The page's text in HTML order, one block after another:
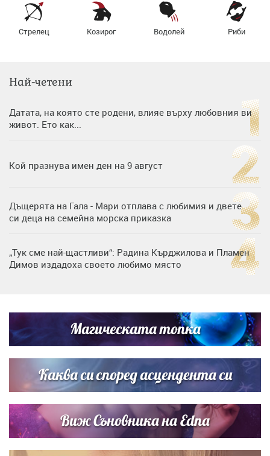
Стрелец Козирог Водолей Риби
Най-четени
Датата, на която сте родени, влияе върху любовния ви
живот. Ето как...
Кой празнува имен ден на 9 август
Дъщерята на Гала - Мари отплава с любимия и двете
си деца на семейна морска приказка
„Тук сме най-щастливи“: Радина Кърджилова и Пламен
Димов издадоха своето любимо място
Братя Аргирови я изненадаха с песен
Магическата топка
Каква си според асцендента си
Виж Съновника на Edna